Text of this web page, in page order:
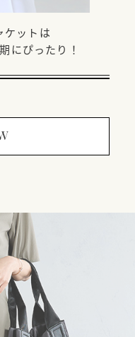
ケットは
にぴったり！